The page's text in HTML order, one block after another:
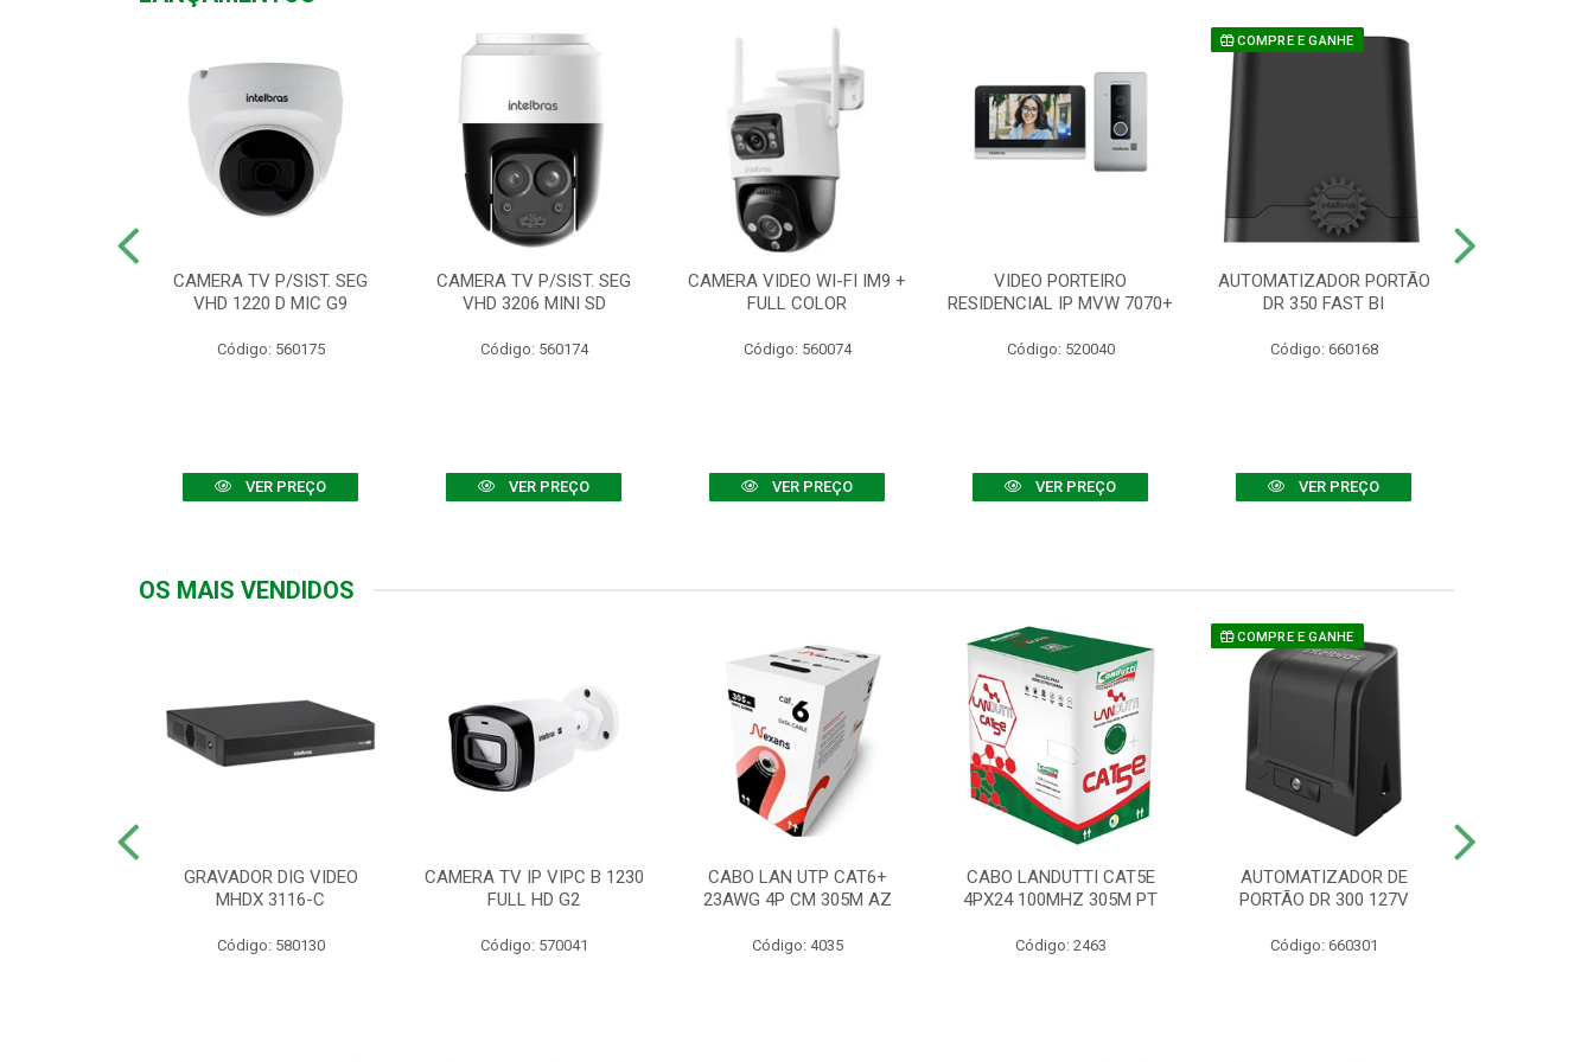
CAMERA TV P/SIST. SEG
VHD 1220 D MIC G9
Código: 560175
VER PREÇO
CAMERA TV P/SIST. SEG
VHD 3206 MINI SD
Código: 560174
VER PREÇO
CAMERA VIDEO WI-FI IM9 +
FULL COLOR
Código: 560074
VER PREÇO
VIDEO PORTEIRO
RESIDENCIAL IP MVW 7070+
Código: 520040
VER PREÇO
COMPRE E GANHE
AUTOMATIZADOR PORTÃO
DR 350 FAST BI
Código: 660168
VER PREÇO
OS MAIS VENDIDOS
GRAVADOR DIG VIDEO
MHDX 3116-C
Código: 580130
CAMERA TV IP VIPC B 1230
FULL HD G2
Código: 570041
CABO LAN UTP CAT6+
23AWG 4P CM 305M AZ
Código: 4035
CABO LANDUTTI CAT5E
4PX24 100MHZ 305M PT
Código: 2463
COMPRE E GANHE
AUTOMATIZADOR DE
PORTÃO DR 300 127V
Código: 660301